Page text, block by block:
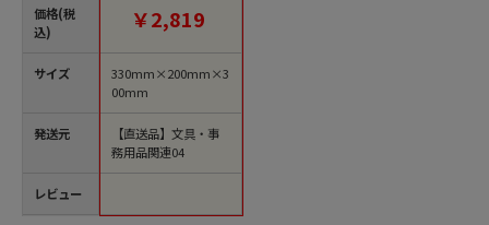
価格(税
込)
サイズ
発送元
レビュー
￥2,819
330mm×200mm×3
00mm
【直送品】文具・事
務用品関連04